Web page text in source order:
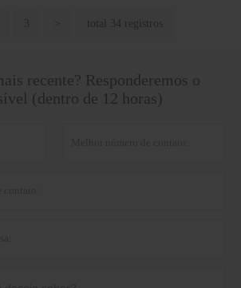
total 34 registros
recente? Responderemos o
(dentro de 12 horas)